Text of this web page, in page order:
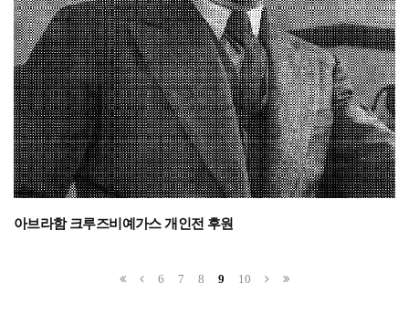
아브라함 크루즈비예가스 개인전 후원
6 7 8 9 10